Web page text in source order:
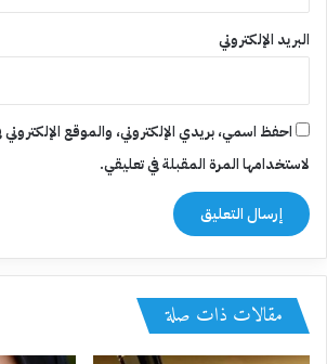
البريد الإلكتروني
احفظ اسمي، بريدي الإلكتروني، والموقع
لاستخدامها المرة المقبلة في تعليقي.
مقالات ذات صلة